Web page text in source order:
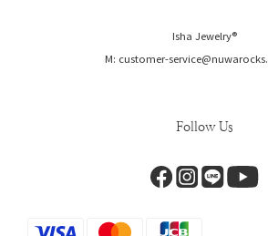
Isha Jewelry®️
M: customer-
Follow Us